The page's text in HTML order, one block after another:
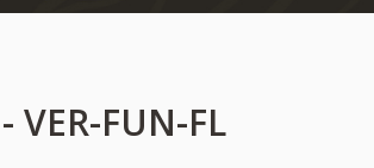
FUN-FL